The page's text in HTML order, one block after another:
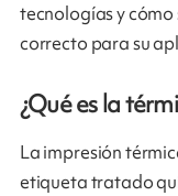
tecnologías y
correcto para su
¿Qué es la
La impresión
etiqueta tratado